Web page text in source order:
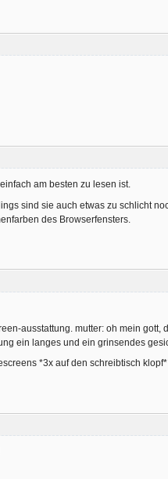
am besten zu lesen ist.
sind sie auch etwas zu schlicht
des Browserfensters.
ausstattung. mutter: oh mein
ein langes und ein grinsendes
*3x auf den schreibtisch klopf*